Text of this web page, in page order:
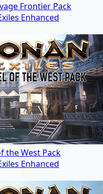
Frontier Pack
Enhanced
the West Pack
Enhanced